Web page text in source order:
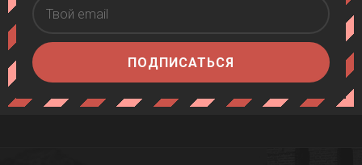
ПОДПИСАТЬСЯ